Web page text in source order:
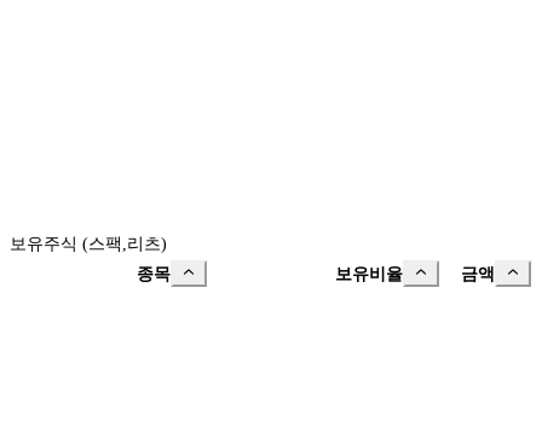
보유주식 (스팩,리츠)
종목
보유비율 금액